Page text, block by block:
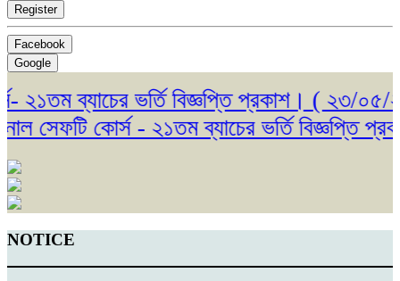
Register
Facebook
Google
ব্যাচের ভর্তি বিজ্ঞপ্তি প্রকাশ। ( ২৩/০৫/
সেফটি কোর্স - ২১তম ব্যাচের ভর্তি বিজ্ঞপ্তি
NOTICE